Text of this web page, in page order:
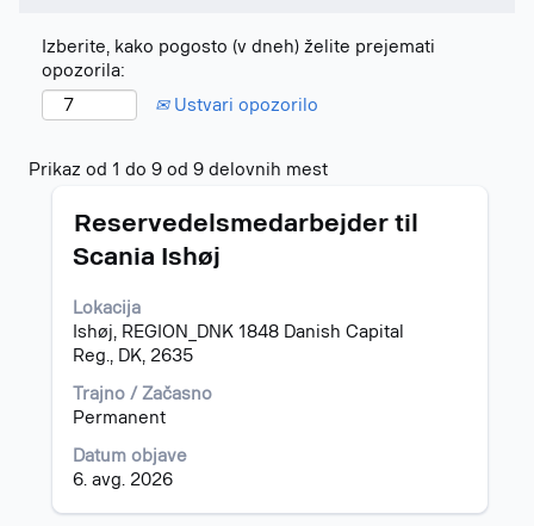
Izberite, kako pogosto (v dneh) želite prejemati
opozorila:
Ustvari opozorilo
Prikaz od 1 do 9 od 9 delovnih mestRezultati
za
"".
do
Naziv
Reservedelsmedarbejder til
Scania Ishøj
Lokacija
Ishøj, REGION_DNK 1848 Danish Capital
Reg., DK, 2635
Trajno / Začasno
Permanent
Datum objave
6. avg. 2026
Izberite
preslednico,
vidite
celotno
vsebino
podatkov
o
mestu.